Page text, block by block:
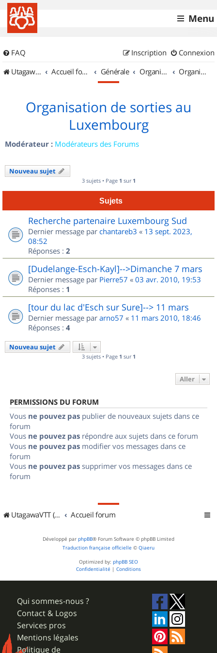
Menu
FAQ Connexion
Inscription
UtagawaVTT (Randos VTT et VTTAE avec traces GPS)
Accueil forum Générale Organisation de sorties & Recherche de partenaires Organisation de sorties au Luxembourg
Organisation de sorties au
Luxembourg
Modérateur : Modérateurs des Forums
Nouveau sujet
3 sujets • Page 1 sur 1
Sujets
Recherche partenaire Luxembourg Sud
Dernier message par chantareb3 « 13 sept. 2023,
08:52
Réponses : 2
[Dudelange-Esch-Kayl]-->Dimanche 7 mars
Dernier message par Pierre57 « 03 avr. 2010, 19:53
Réponses : 1
[tour du lac d'Esch sur Sure]--> 11 mars
Dernier message par arno57 « 11 mars 2010, 18:46
Réponses : 4
Nouveau sujet
3 sujets • Page 1 sur 1
Aller
PERMISSIONS DU FORUM
Vous ne pouvez pas publier de nouveaux sujets dans ce
forum
Vous ne pouvez pas répondre aux sujets dans ce forum
Vous ne pouvez pas modifier vos messages dans ce
forum
Vous ne pouvez pas supprimer vos messages dans ce
forum
UtagawaVTT (Randos VTT et VTTAE avec traces GPS) Accueil forum
Développé par phpBB® Forum Software © phpBB Limited
Traduction française officielle © Qiaeru
Optimized by: phpBB SEO
Confidentialité | Conditions
Qui sommes-nous ?
Contact & Logos
Services pros
Mentions légales
Politique de